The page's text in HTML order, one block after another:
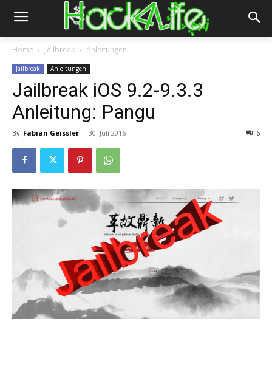
Home Jailbreak Anleitungen
Jailbreak Anleitungen
Jailbreak iOS 9.2-9.3.3
Anleitung: Pangu
By Fabian Geissler - 30. Juli 2016 6